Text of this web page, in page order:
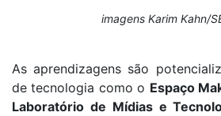
imagens Karim Kahn/
As aprendizagens são
de tecnologia como o Espaço
Laboratório de Mídias e